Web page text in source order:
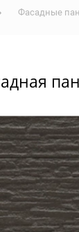
Фасадные